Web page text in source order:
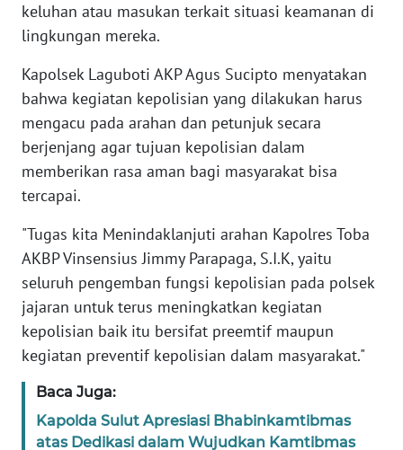
keluhan atau masukan terkait situasi keamanan di
lingkungan mereka.
Kapolsek Laguboti AKP Agus Sucipto menyatakan
bahwa kegiatan kepolisian yang dilakukan harus
mengacu pada arahan dan petunjuk secara
berjenjang agar tujuan kepolisian dalam
memberikan rasa aman bagi masyarakat bisa
tercapai.
"Tugas kita Menindaklanjuti arahan Kapolres Toba
AKBP Vinsensius Jimmy Parapaga, S.I.K, yaitu
seluruh pengemban fungsi kepolisian pada polsek
jajaran untuk terus meningkatkan kegiatan
kepolisian baik itu bersifat preemtif maupun
kegiatan preventif kepolisian dalam masyarakat."
Baca Juga:
Kapolda Sulut Apresiasi Bhabinkamtibmas
atas Dedikasi dalam Wujudkan Kamtibmas
WN
SULTENG
SULBAR
WN
BABEL
WN
SUMBAR
WN
SUMSEL
BENGKULU
WN